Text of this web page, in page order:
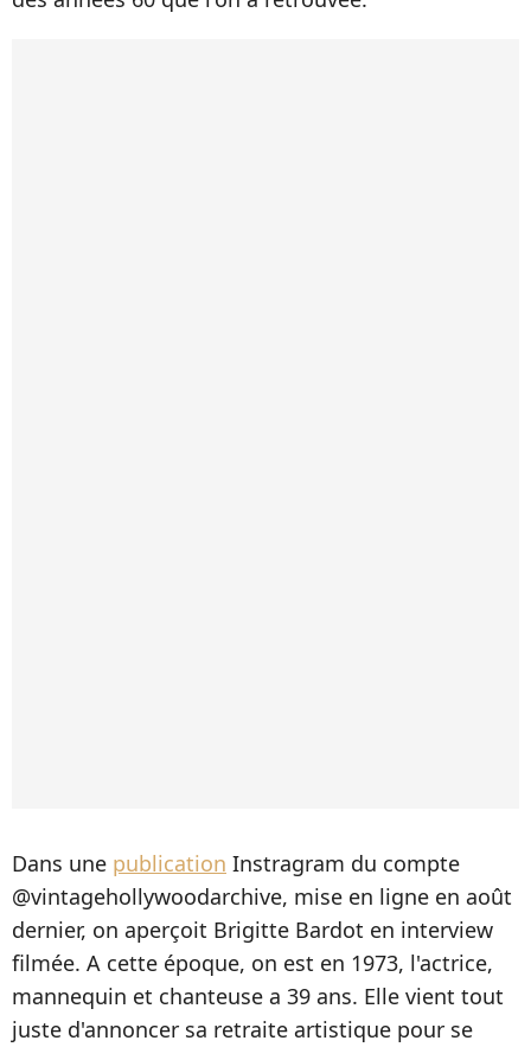
Dans une publication Instragram du compte
@vintagehollywoodarchive, mise en ligne en août
dernier, on aperçoit Brigitte Bardot en interview
filmée. A cette époque, on est en 1973, l'actrice,
mannequin et chanteuse a 39 ans. Elle vient tout
juste d'annoncer sa retraite artistique pour se